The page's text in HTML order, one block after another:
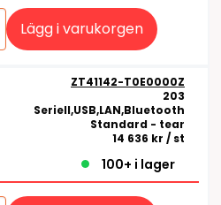
Lägg i varukorgen
ZT41142-T0E0000Z
203
Seriell,USB,LAN,Bluetooth
Standard - tear
14 636 kr / st
100+ i lager